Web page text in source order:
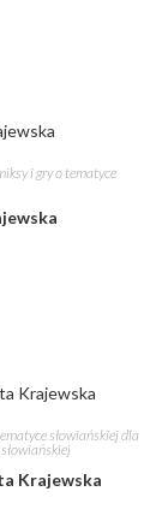
i gry o tematyce
słowiańskiej dla
Krajewska